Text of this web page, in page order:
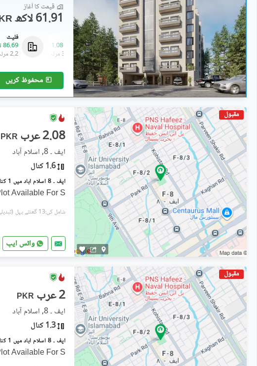
قیمت کا آغاز
61.91 لاکھ
فلیٹ
86.69 لاکھ
2.2 مرلہ
فلیٹ
61.91 لاکھ
1.08 کروڑ
1.9 مرلہ
- 3.3 مرلہ
محفوظ کریں
مقبول
PKR 2.08 عرب
ایف ۔ 8, اسلام آباد
1.6 کنال
Available For S
شامل کی:13 گھنٹے پہل (تبدیلی
واٹس ایپ
مقبول
PKR 2 عرب
ایف ۔ 8, اسلام آباد
1.3 کنال
ایف ۔ 8 اسلام آباد میں 1 کنال کمرشل پلاٹ 20.0 ارب میں برائے فروخت۔
Available For S